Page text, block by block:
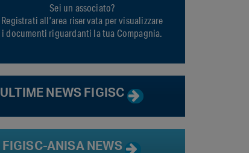
Sei un associato?
Registrati all’area riservata per visualizzare
i documenti riguardanti la tua Compagnia.
ULTIME NEWS FIGISC
FIGISC-ANISA NEWS